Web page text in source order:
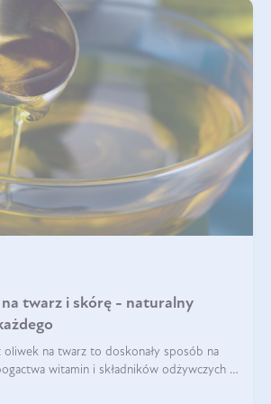
twarz i skórę - naturalny
na twarz to doskonały sposób na
witamin i składników odżywczych w